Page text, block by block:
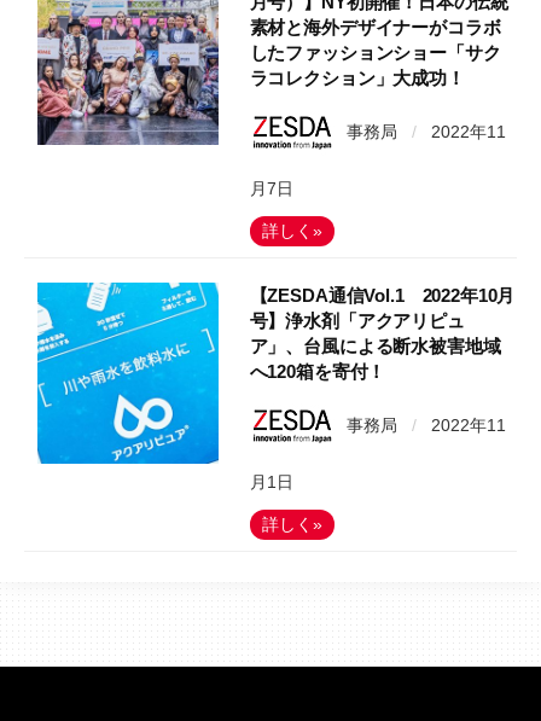
素材と海外デザイナーがコラボ
したファッションショー「サク
ラコレクション」大成功！
事務局 / 2022年11
月7日
詳しく»
【ZESDA通信Vol.1 2022年10月
号】浄水剤「アクアリピュ
ア」、台風による断水被害地域
へ120箱を寄付！
事務局 / 2022年11
月1日
詳しく»